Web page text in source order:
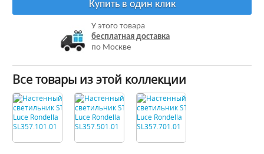
Купить в один клик
У этого товара
бесплатная доставка
по Москве
Все товары из этой коллекции